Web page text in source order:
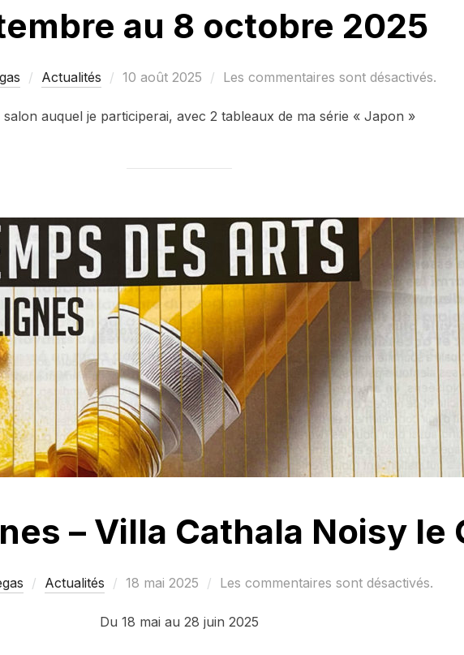
au 8 octobre 2025
Actualités
Publié
10 août 2025 Les commentaires sont désactivés.
auquel je participerai, avec 2 tableaux de ma série « Japon »
– Villa Cathala Noisy le
Actualités
Publié
18 mai 2025 Les commentaires sont désactivés.
Du 18 mai au 28 juin 2025